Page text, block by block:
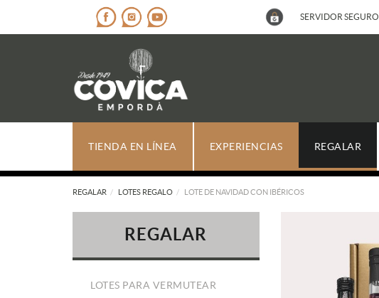
SERVIDOR SEGURO
TIENDA EN LÍNEA EXPERIENCIAS REGALAR
REGALAR LOTES REGALO LOTE DE NAVIDAD CON IBÉRICOS
REGALAR
LOTES PARA VERMUTEAR